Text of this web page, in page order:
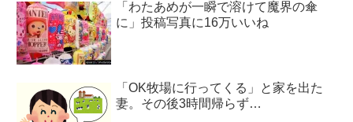
「わたあめが一瞬で溶けて魔界の傘
に」投稿写真に16万いいね
「OK牧場に行ってくる」と家を出た
妻。その後3時間帰らず…